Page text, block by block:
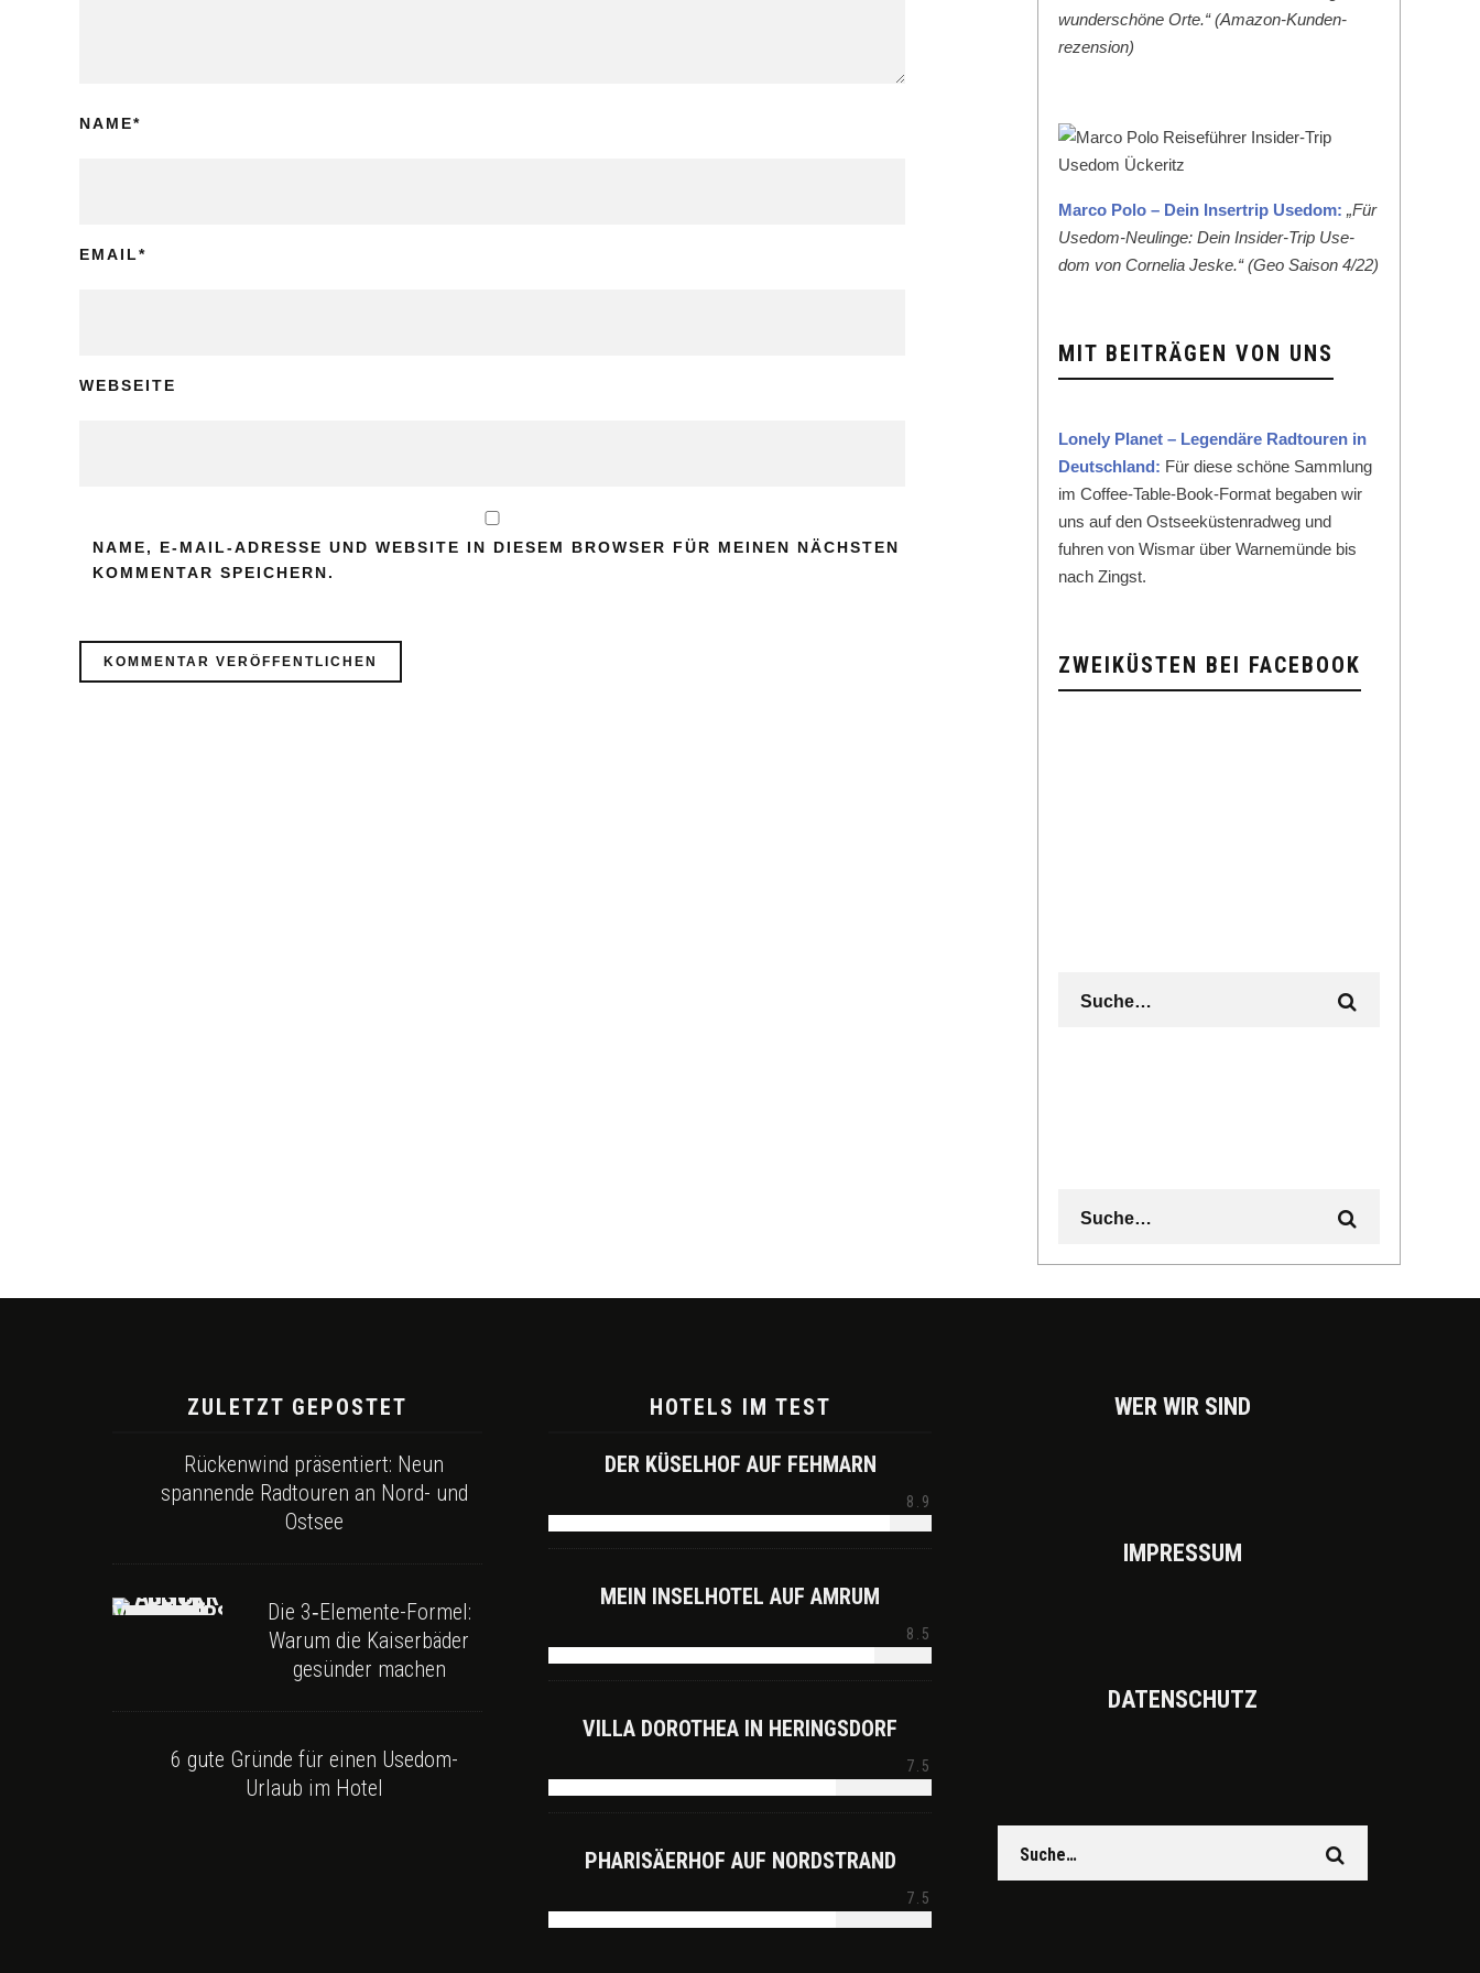
NAME*
EMAIL*
WEBSEITE
NAME, E-MAIL-ADRESSE UND WEBSITE IN DIESEM BROWSER FÜR MEINEN NÄCHSTEN
KOMMENTAR SPEICHERN.
wun­der­schöne Orte.“ (Ama­zon-Kun­den­
rezen­sion)
Mar­co Polo – Dein Inser­trip Use­dom: „Für
Use­dom-Neulinge: Dein Insid­er-Trip Use­
dom von Cor­nelia Jeske.“ (Geo Sai­son 4/22)
MIT BEITRÄGEN VON UNS
Lone­ly Plan­et – Leg­endäre Rad­touren in
Deutsch­land: Für diese schöne Samm­lung
im Cof­fee-Table-Book-For­mat begaben wir
uns auf den Ost­seeküsten­rad­weg und
fuhren von Wis­mar über Warnemünde bis
nach Zingst.
ZWEIKÜSTEN BEI FACEBOOK
ZULETZT GEPOSTET
Rückenwind präsentiert: Neun
spannende Radtouren an Nord- und
Ostsee
Die 3‑Elemente-Formel:
Warum die Kaiserbäder
gesünder machen
6 gute Gründe für einen Usedom-
Urlaub im Hotel
HOTELS IM TEST
DER KÜSELHOF AUF FEHMARN
8.9
MEIN INSELHOTEL AUF AMRUM
8.5
VILLA DOROTHEA IN HERINGSDORF
7.5
PHARISÄERHOF AUF NORDSTRAND
7.5
WER WIR SIND
IMPRES­SUM
DATEN­SCHUTZ